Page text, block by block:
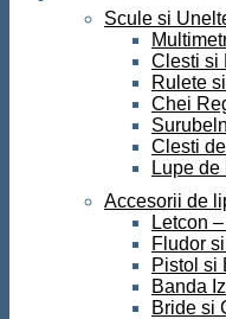
Scule si
Clesti si
Rulete
Chei
Clesti
Lupe de
Accesorii de
Letcon
Fludor
Pistol si
Banda
Bride si